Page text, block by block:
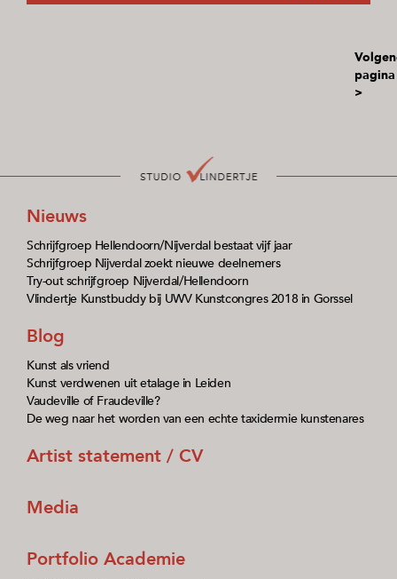
pagina
>
Nieuws
Schrijfgroep Hellendoorn/Nijverdal bestaat vijf jaar
Schrijfgroep Nijverdal zoekt nieuwe deelnemers
Try-out schrijfgroep Nijverdal/Hellendoorn
Vlindertje Kunstbuddy bij UWV Kunstcongres 2018 in Gorssel
Blog
Kunst als vriend
Kunst verdwenen uit etalage in Leiden
Vaudeville of Fraudeville?
De weg naar het worden van een echte taxidermie kunstenares
Artist statement / CV
Media
Portfolio Academie